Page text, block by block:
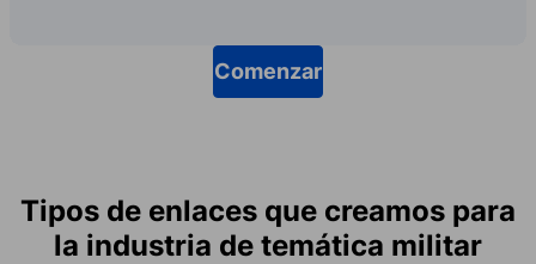
Comenzar
Tipos de enlaces que creamos para
la industria de temática militar